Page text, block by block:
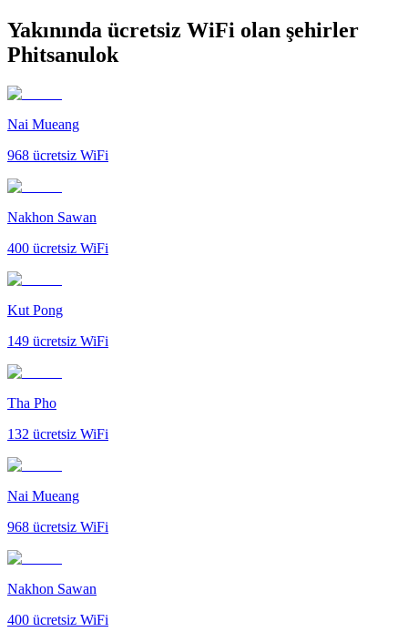
Yakınında ücretsiz WiFi olan şehirler
Phitsanulok
Nai Mueang
968 ücretsiz WiFi
Nakhon Sawan
400 ücretsiz WiFi
Kut Pong
149 ücretsiz WiFi
Tha Pho
132 ücretsiz WiFi
Nai Mueang
968 ücretsiz WiFi
Nakhon Sawan
400 ücretsiz WiFi